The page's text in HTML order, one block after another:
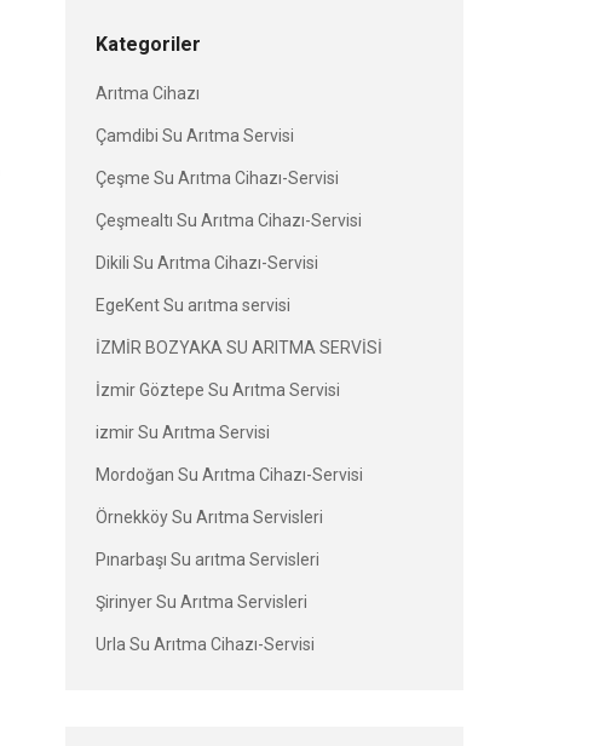
Kategoriler
Arıtma Cihazı
Çamdibi Su Arıtma Servisi
Çeşme Su Arıtma Cihazı-Servisi
Çeşmealtı Su Arıtma Cihazı-Servisi
Dikili Su Arıtma Cihazı-Servisi
EgeKent Su arıtma servisi
İZMİR BOZYAKA SU ARITMA SERVİSİ
İzmir Göztepe Su Arıtma Servisi
izmir Su Arıtma Servisi
Mordoğan Su Arıtma Cihazı-Servisi
Örnekköy Su Arıtma Servisleri
Pınarbaşı Su arıtma Servisleri
Şirinyer Su Arıtma Servisleri
Urla Su Arıtma Cihazı-Servisi